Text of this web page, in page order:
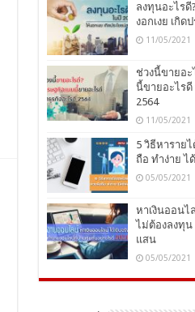
ลงทุนอะไรดี
งอกเงย เกิด
11/05/2021
ช่วงนี้ขายอะ
นี้ขายอะไรดี
2564
11/05/2021
5 วิธีหาราย
ถือ ทำง่าย ไ
05/05/2021
หาเงินออนไ
ไม่ต้องลงทุน
แสน
05/05/2021